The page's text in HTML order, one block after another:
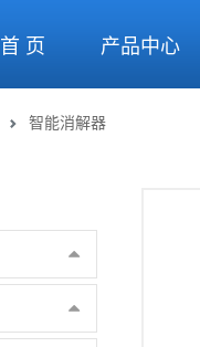
首 页 产品中心
智能消解器